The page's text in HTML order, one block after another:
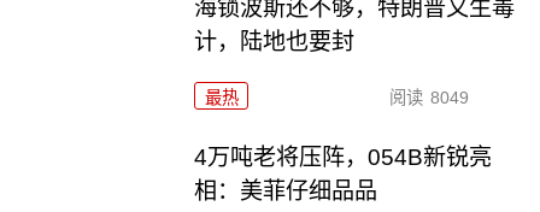
海锁波斯还不够，特朗普又生毒
计，陆地也要封
最热 阅读 8049
4万吨老将压阵，054B新锐亮
相：美菲仔细品品